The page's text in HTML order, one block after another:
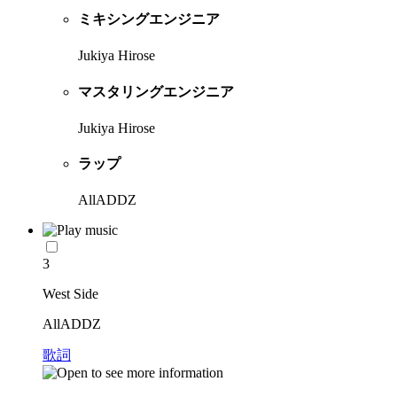
ミキシングエンジニア
Jukiya Hirose
マスタリングエンジニア
Jukiya Hirose
ラップ
AllADDZ
3
West Side
AllADDZ
歌詞